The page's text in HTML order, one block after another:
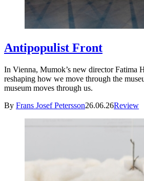
Antipopulist Front
In Vienna, Mumok’s new director Fatima
reshaping how we move through the
museum moves through us.
By Frans Josef Petersson26.06.26Review